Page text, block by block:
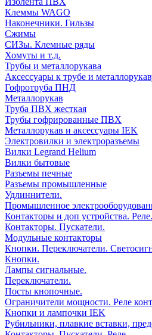
Клеммы WAGO
Наконечники. Гильзы
Сжимы
СИЗы. Клемные ряды
Хомуты и т.д.
Трубы и металлорукава
Аксессуары к трубе и
Гофротруба ПНД
Металлорукав
Труба ПВХ жесткая
Трубы гофрированные ПВХ
Металлорукав и аксессуары IEK
Электровилки и электроразъемы
Вилки Legrand Helium
Вилки бытовые
Разъемы печные
Разъемы промышленные
Удлиннители.
Промышленное
Контакторы и доп устройства.
Контакторы. Пускатели.
Модульные контакторы
Кнопки. Переключатели.
Кнопки.
Лампы сигнальные.
Переключатели.
Посты кнопочные.
Ограничители мощности. Реле
Кнопки и лампочки IEK
Рубильники, плавкие вставки,